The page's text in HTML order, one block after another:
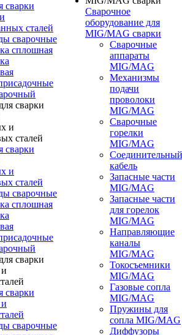
сварки
сталей
сварочные
сплошная
сварки
и
сталей
сварочные
сплошная
сварки
сварочные
Сварочное
оборудование для
MIG/MAG сварки
Сварочные
аппараты
MIG/MAG
Механизмы
подачи
проволоки
MIG/MAG
Сварочные
горелки
MIG/MAG
Соединительный
кабель
Запасные части
MIG/MAG
Запасные части
для горелок
MIG/MAG
Направляющие
каналы
MIG/MAG
Токосъемники
MIG/MAG
Газовые сопла
MIG/MAG
Пружины для
сопла MIG/MAG
Диффузоры